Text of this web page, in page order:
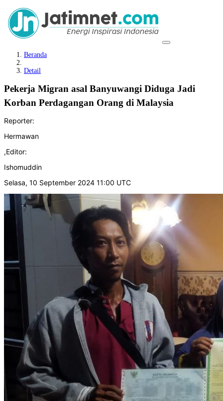
Beranda
Detail
Pekerja Migran asal Banyuwangi Diduga Jadi
Korban Perdagangan Orang di Malaysia
Reporter:
Hermawan
,Editor:
Ishomuddin
Selasa, 10 September 2024 11:00 UTC